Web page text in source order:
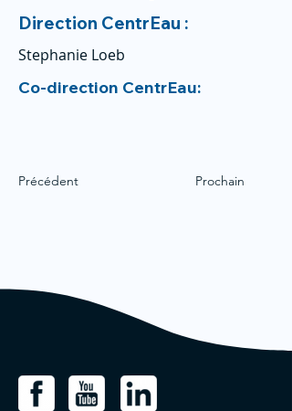
Direction CentrEau :
Stephanie Loeb
Co-direction CentrEau:
Précédent Prochain